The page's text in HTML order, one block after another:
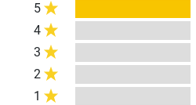
5
4
3
2
1